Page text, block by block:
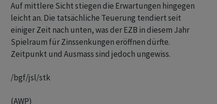
Auf mittlere Sicht stiegen die Erwartungen hingegen
leicht an. Die tatsächliche Teuerung tendiert seit
einiger Zeit nach unten, was der EZB in diesem Jahr
Spielraum für Zinssenkungen eröffnen dürfte.
Zeitpunkt und Ausmass sind jedoch ungewiss.
/bgf/jsl/stk
(AWP)